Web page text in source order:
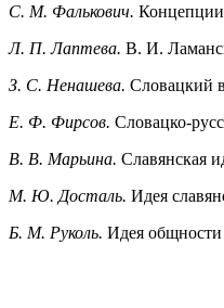
С. М. Фалькович. Концепции
Л. П. Лаптева. В. И.
З. С. Ненашева. Словацкий
Е. Ф. Фирсов. Словацко-
В. В. Марьина. Славянская
М. Ю. Досталь. Идея
Б. М. Руколь. Идея общности